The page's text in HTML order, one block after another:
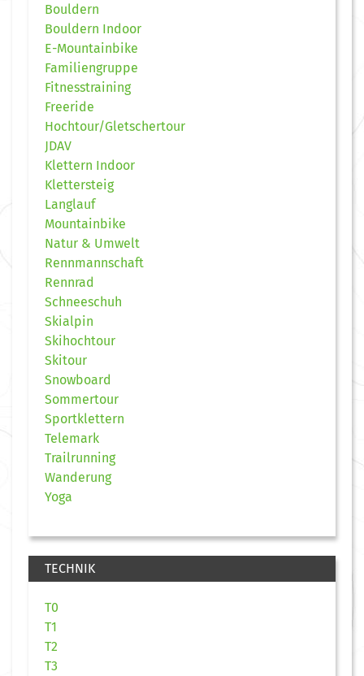
Bouldern
Bouldern Indoor
E-Mountainbike
Familiengruppe
Fitnesstraining
Freeride
Hochtour/Gletschertour
JDAV
Klettern Indoor
Klettersteig
Langlauf
Mountainbike
Natur & Umwelt
Rennmannschaft
Rennrad
Schneeschuh
Skialpin
Skihochtour
Skitour
Snowboard
Sommertour
Sportklettern
Telemark
Trailrunning
Wanderung
Yoga
TECHNIK
T0
T1
T2
T3